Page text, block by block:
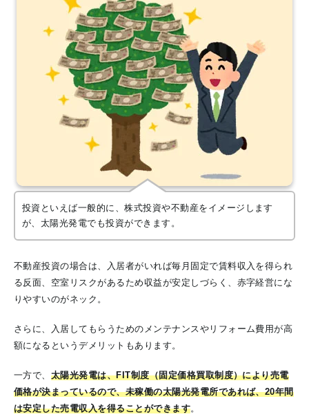
投資といえば一般的に、株式投資や不動産をイメージします
が、太陽光発電でも投資ができます。
不動産投資の場合は、入居者がいれば毎月固定で賃料収入を得られ
る反面、空室リスクがあるため収益が安定しづらく、赤字経営にな
りやすいのがネック。
さらに、入居してもらうためのメンテナンスやリフォーム費用が高
額になるというデメリットもあります。
一方で、 太陽光発電は、FIT制度（固定価格買取制度）により売電
価格が決まっているので、未稼働の太陽光発電所であれば、20年間
は安定した売電収入を得ることができます。